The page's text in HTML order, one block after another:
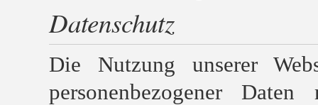
Datenschutz
Die Nutzung unserer
personenbezogener